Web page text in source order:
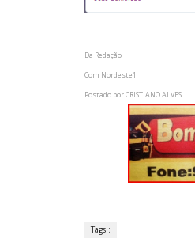
Da Redação
Com Nordeste1
Postado porCRISTIANO ALVES
Tags :